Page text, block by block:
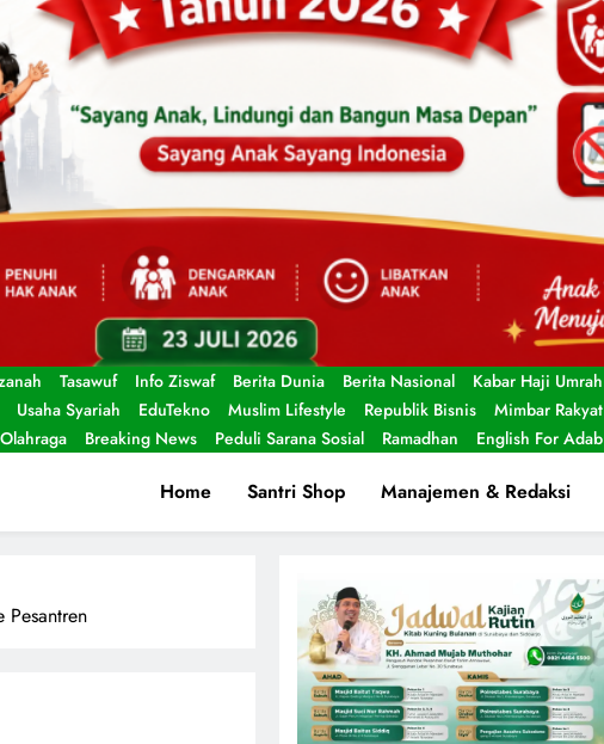
Tasawuf Info Ziswaf Berita Dunia Berita Nasional
Kabar Haji Umrah
Usaha Syariah EduTekno Muslim Lifestyle Republik Bisnis
Mimbar Rakyat
Olahraga
Breaking News Peduli Sarana Sosial Ramadhan English For Adab
Home Santri Shop Manajemen & Redaksi
Pesantren